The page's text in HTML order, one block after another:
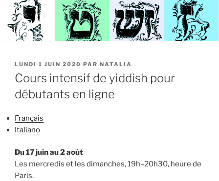
PUBLIÉ
LE
LUNDI 1 JUIN 2020 PAR NATALIA
Cours intensif de yiddish pour
débutants en ligne
Français
Italiano
Du 17 juin au 2 août
Les mercredis et les dimanches, 19h–20h30, heure de
Paris.